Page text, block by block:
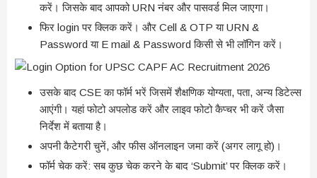
करें। जिसके बाद आपको URN नंबर और पासवर्ड मिल जाएगा।
फिर login पर क्लिक करें। और Cell & OTP या URN &
Password या E mail & Password किसी से भी लॉगिन करें।
उसके बाद CSE का फॉर्म भरें जिसमें शैक्षणिक योग्यता, पता, अन्य डिटेल्स
आएंगी। यहां फोटो अपलोड करें और लाइव फोटो कैप्चर भी करें जैसा
निर्देश में बताया है।
अपनी कैटेगरी चुनें, और फीस ऑनलाइन जमा करें (अगर लागू हो)।
फॉर्म चेक करें: सब कुछ चेक करने के बाद ‘Submit’ पर क्लिक करें।